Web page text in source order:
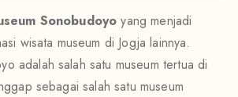
Sonobudoyo yang menjadi
wisata museum di Jogja lainnya.
adalah salah satu museum tertua di
sebagai salah satu museum